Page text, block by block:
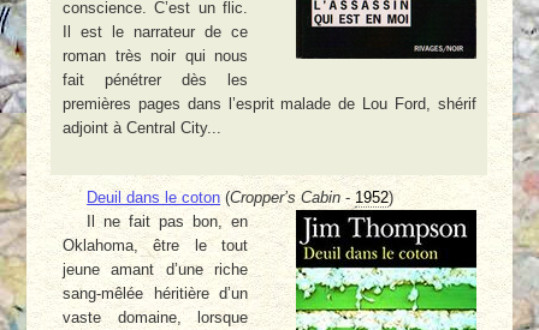
conscience. C’est un flic.
Il est le narrateur de ce
roman très noir qui nous
fait pénétrer dès les
premières pages dans l’esprit malade de Lou Ford, shérif
adjoint à Central City...
Deuil dans le coton(Cropper’s Cabin -1952)
Il ne fait pas bon, en
Oklahoma, être le tout
jeune amant d’une riche
sang-mêlée héritière d’un
vaste domaine, lorsque